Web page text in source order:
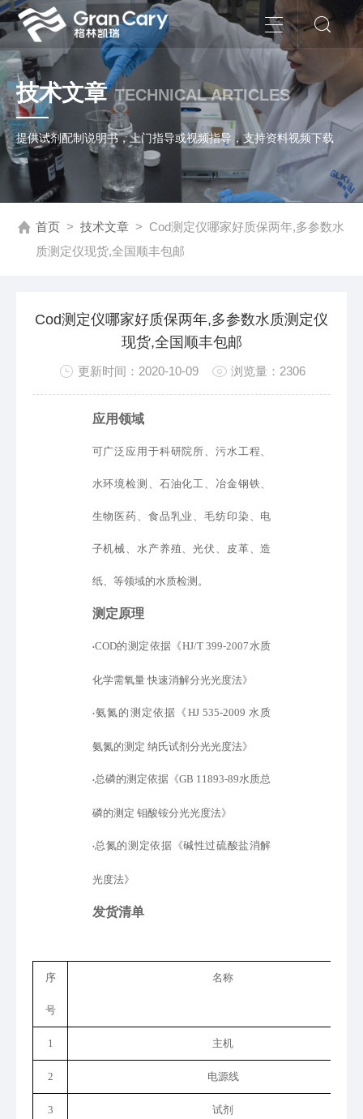
技术文章 TECHNICAL ARTICLES
提供试剂配制说明书，上门指导或视频指导，支持资料视频下载
首页 > 技术文章 > Cod测定仪哪家好质保两年,多参数水
质测定仪现货,全国顺丰包邮
Cod测定仪哪家好质保两年,多参数水质测定仪
现货,全国顺丰包邮
更新时间：2020-10-09 浏览量：2306
应用领域
可广泛应用于科研院所、污水工程、
水环境检测、石油化工、冶金钢铁、
生物医药、食品乳业、毛纺印染、电
子机械、水产养殖、光伏、皮革、造
纸、等领域的水质检测。
测定原理
•COD的测定依据 《HJ/T 399-2007水质
化学需氧量 快速消解分光光度法》
•氨氮的测定依据 《 HJ 535-2009 水质
氨氮的测定 纳氏试剂分光光度法》
•总磷的测定依据 《GB 11893-89水质总
磷的测定 钼酸铵分光光度法》
•总氮的测定依据 《碱性过硫酸盐消解
光度法》
发货清单
序
号
名称
1 主机
2 电源线
3 试剂